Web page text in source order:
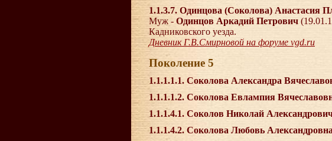
1.1.3.7. Одинцова (Соколова) Анастасия
Муж - Одинцов Аркадий Петрович
Кадниковского уезда.
Дневник Г.В.Смирновой на форуме vgd.ru
Поколение 5
1.1.1.1.1. Соколова Александра
1.1.1.1.2. Соколова Евлампия
1.1.1.4.1. Соколов Николай
1.1.1.4.2. Соколова Любовь Александровна